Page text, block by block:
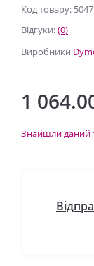
Код товару: 5047
Відгуки:(0)
Виробники
1
Знайшли даний